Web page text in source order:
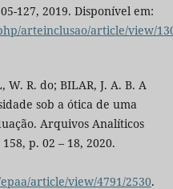
127, 2019. Disponível em:
arteinclusao/article/view/
W. R. do; BILAR, J. A. B. A
sob a ótica de uma
Arquivos Analíticos
p. 02 – 18, 2020.
article/view/4791/2530.